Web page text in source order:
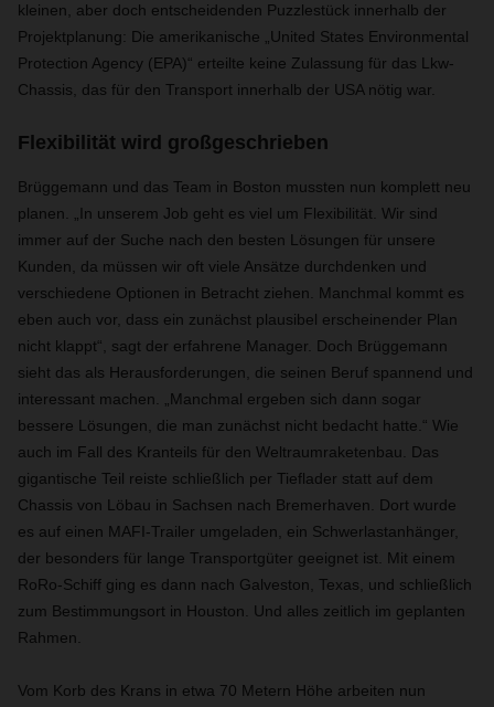
kleinen, aber doch entscheidenden Puzzlestück innerhalb der
Projektplanung: Die amerikanische „United States Environmental
Protection Agency (EPA)“ erteilte keine Zulassung für das Lkw-
Chassis, das für den Transport innerhalb der USA nötig war.
Flexibilität wird großgeschrieben
Brüggemann und das Team in Boston mussten nun komplett neu
planen. „In unserem Job geht es viel um Flexibilität. Wir sind
immer auf der Suche nach den besten Lösungen für unsere
Kunden, da müssen wir oft viele Ansätze durchdenken und
verschiedene Optionen in Betracht ziehen. Manchmal kommt es
eben auch vor, dass ein zunächst plausibel erscheinender Plan
nicht klappt“, sagt der erfahrene Manager. Doch Brüggemann
sieht das als Herausforderungen, die seinen Beruf spannend und
interessant machen. „Manchmal ergeben sich dann sogar
bessere Lösungen, die man zunächst nicht bedacht hatte.“ Wie
auch im Fall des Kranteils für den Weltraumraketenbau. Das
gigantische Teil reiste schließlich per Tieflader statt auf dem
Chassis von Löbau in Sachsen nach Bremerhaven. Dort wurde
es auf einen MAFI-Trailer umgeladen, ein Schwerlastanhänger,
der besonders für lange Transportgüter geeignet ist. Mit einem
RoRo-Schiff ging es dann nach Galveston, Texas, und schließlich
zum Bestimmungsort in Houston. Und alles zeitlich im geplanten
Rahmen.
Vom Korb des Krans in etwa 70 Metern Höhe arbeiten nun